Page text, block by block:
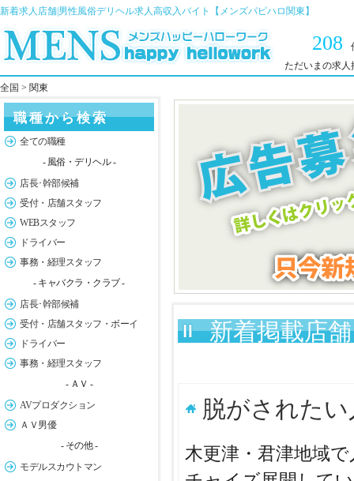
新着求人店舗|男性風俗デリヘル求人高収入バイト【メンズパピハロ関東】
208
ただいまの求人
全国 > 関東
職種から検索
全ての職種
- 風俗・デリヘル -
店長･幹部候補
受付・店舗スタッフ
WEBスタッフ
ドライバー
事務・経理スタッフ
- キャバクラ・クラブ -
店長･幹部候補
受付・店舗スタッフ・ボーイ
ドライバー
事務・経理スタッフ
- ＡＶ -
AVプロダクション
ＡＶ男優
- その他 -
モデルスカウトマン
新着掲載店
脱がされた
木更津・君津地域